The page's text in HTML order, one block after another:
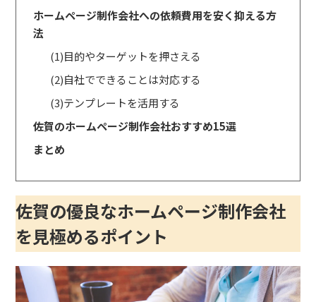
ホームページ制作会社への依頼費用を安く抑える方
法
(1)目的やターゲットを押さえる
(2)自社でできることは対応する
(3)テンプレートを活用する
佐賀のホームページ制作会社おすすめ15選
まとめ
佐賀の優良なホームページ制作会社
を見極めるポイント